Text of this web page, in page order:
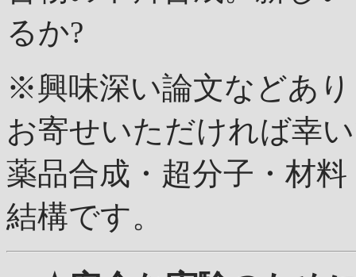
るか?
※興味深い論文などあ
お寄せいただければ幸
薬品合成・超分子・材
結構です。